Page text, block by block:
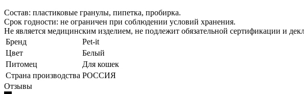
Состав: пластиковые гранулы, пипетка, пробирка.
Срок годности: не ограничен при соблюдении условий хранения.
Не является медицинским изделием, не подлежит обязательной сертификации и
Бренд
Pet-it
Цвет
Белый
Питомец
Для кошек
Страна производства РОССИЯ
Отзывы